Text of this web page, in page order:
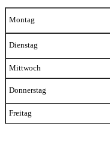
Montag
Dienstag
Mittwoch
Donnerstag
Freitag